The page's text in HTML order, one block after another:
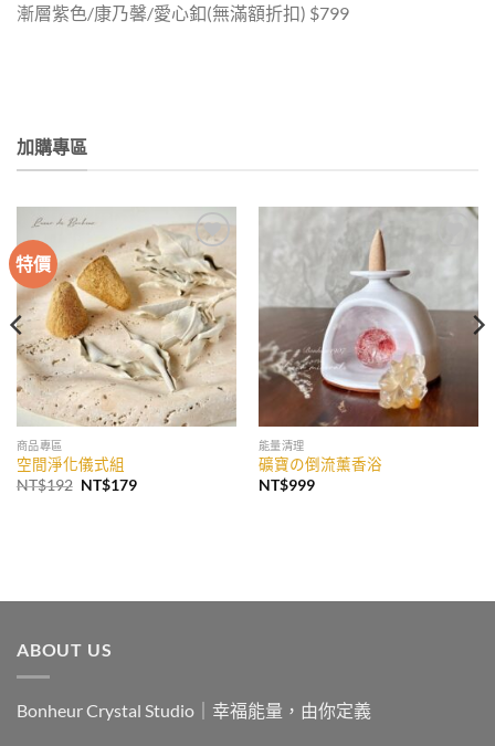
漸層紫色/康乃馨/愛心釦(無滿額折扣) $799
加購專區
特價
加入
收藏
商品專區
空間淨化儀式組
NT$192 原
NT$179目
收藏
能量清理
礦寶の倒流薰香浴
NT$999
ABOUT US
Bonheur Crystal Studio｜幸福能量，由你定義